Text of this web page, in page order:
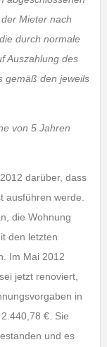
Mieter nach
durch normale
Auszahlung des
gemäß den jeweils
von 5 Jahren
darüber, dass
ausführen werde.
die Wohnung
den letzten
Im Mai 2012
jetzt renoviert,
in
€. Sie
und es